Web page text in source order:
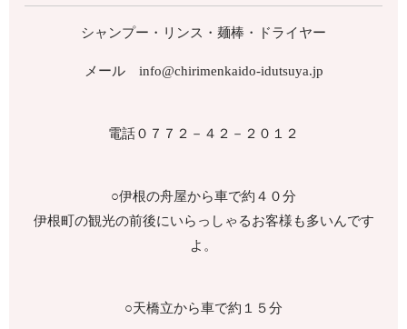
シャンプー・リンス・麺棒・ドライヤー
メール info@chirimenkaido-idutsuya.jp
電話０７７２－４２－２０１２
○伊根の舟屋から車で約４０分
伊根町の観光の前後にいらっしゃるお客様も多いんです
よ。
○天橋立から車で約１５分